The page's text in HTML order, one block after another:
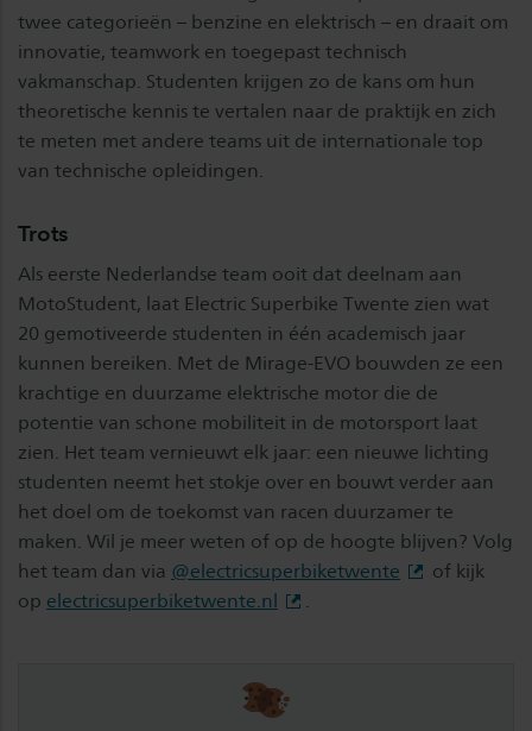
twee categorieën – benzine en elektrisch – en draait om
innovatie, teamwork en toegepast technisch
vakmanschap. Studenten krijgen zo de kans om hun
theoretische kennis te vertalen naar de praktijk en zich
te meten met andere teams uit de internationale top
van technische opleidingen.
Trots
Als eerste Nederlandse team ooit dat deelnam aan
MotoStudent, laat Electric Superbike Twente zien wat
20 gemotiveerde studenten in één academisch jaar
kunnen bereiken. Met de Mirage-EVO bouwden ze een
krachtige en duurzame elektrische motor die de
potentie van schone mobiliteit in de motorsport laat
zien. Het team vernieuwt elk jaar: een nieuwe lichting
studenten neemt het stokje over en bouwt verder aan
het doel om de toekomst van racen duurzamer te
maken. Wil je meer weten of op de hoogte blijven? Volg
het team dan via @electricsuperbiketwente
of kijk
op electricsuperbiketwente.nl .